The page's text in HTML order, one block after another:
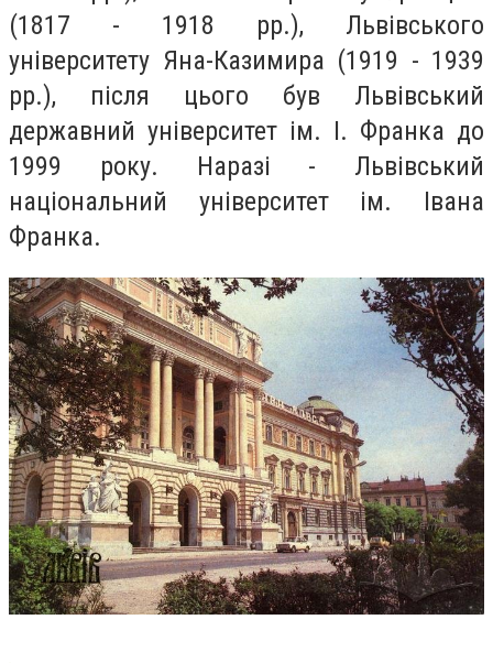
(1817 - 1918 рр.), Львівського
університету Яна-Казимира (1919 - 1939
рр.), після цього був Львівський
державний університет ім. І. Франка до
1999 року. Наразі - Львівський
національний університет ім. Івана
Франка.